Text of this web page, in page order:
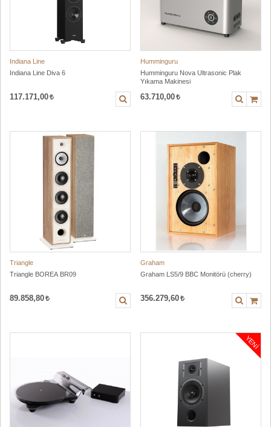
Indiana Line
Indiana Line Diva 6
117.171,00
Humminguru
Humminguru Nova Ultrasonic Plak
Yıkama Makinesi
63.710,00
Triangle
Triangle BOREA BR09
89.858,80
Graham
Graham LS5/9 BBC Monitörü (cherry)
356.279,60
YENI